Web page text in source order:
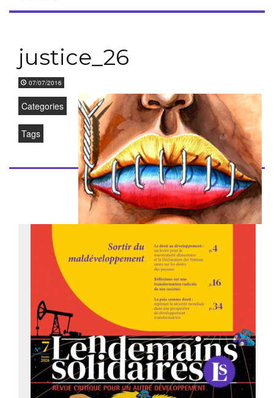
justice_26
07/07/2016
Categories
Tags